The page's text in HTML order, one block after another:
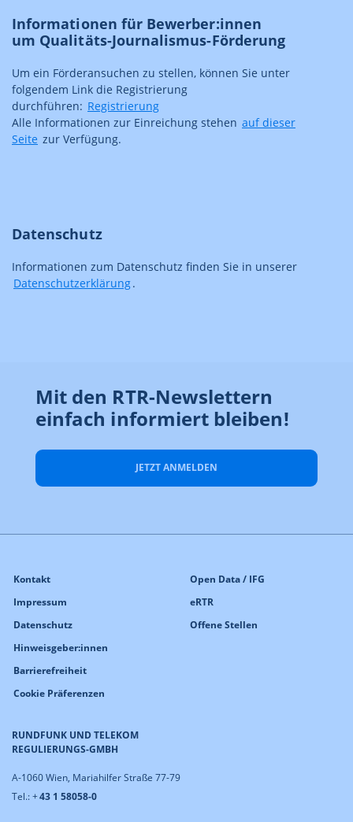
Informationen für Bewerber:innen
um Qualitäts-Journalismus-Förderung
Um ein Förderansuchen zu stellen, können Sie unter
folgendem Link die Registrierung
durchführen: Registrierung
Alle Informationen zur Einreichung stehen auf dieser
Seite zur Verfügung.
Datenschutz
Informationen zum Datenschutz finden Sie in unserer
Datenschutzerklärung.
Mit den RTR-Newslettern
einfach informiert bleiben!
JETZT ANMELDEN
RUNDFUNK UND TELEKOM
REGULIERUNGS-GMBH
A-1060 Wien, Mariahilfer Straße 77-79
Tel.: +43 1 58058-0
Kontakt
Impressum
Datenschutz
Hinweisgeber:innen
Barrierefreiheit
Cookie Präferenzen
Open Data / IFG
eRTR
Offene Stellen